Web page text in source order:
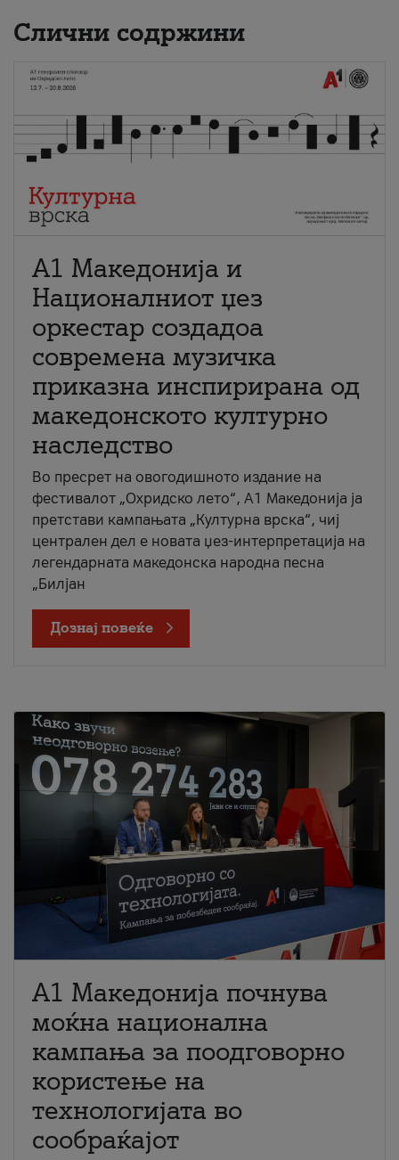
Слични содржини
А1 Македонија и
Националниот џез
оркестар создадоа
современа музичка
приказна инспирирана од
македонското културно
наследство
Во пресрет на овогодишното издание на
фестивалот „Охридско лето“, А1 Македонија ја
претстави кампањата „Културна врска“, чиј
централен дел е новата џез-интерпретација на
легендарната македонска народна песна
„Билјан
Дознај повеќе
A1 Македонија почнува
моќна национална
кампања за поодговорно
користење на
технологијата во
сообраќајот